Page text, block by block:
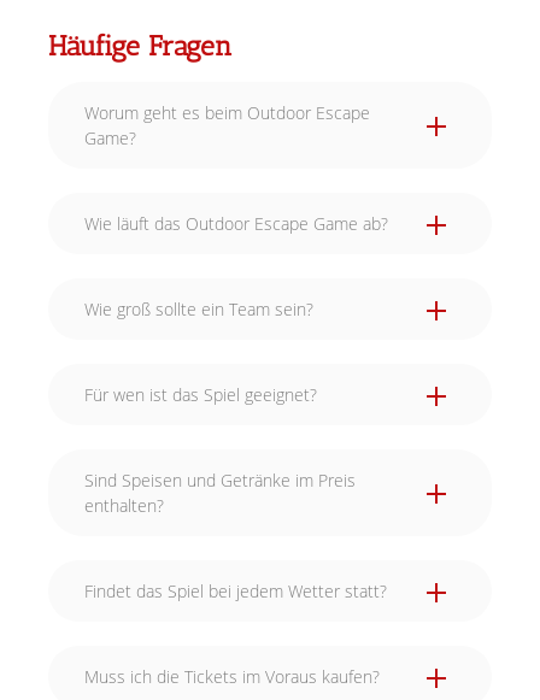
Häufige Fragen
Worum geht es beim Outdoor Escape
Game?
Wie läuft das Outdoor Escape Game ab?
Wie groß sollte ein Team sein?
Für wen ist das Spiel geeignet?
Sind Speisen und Getränke im Preis
enthalten?
Findet das Spiel bei jedem Wetter statt?
Muss ich die Tickets im Voraus kaufen?